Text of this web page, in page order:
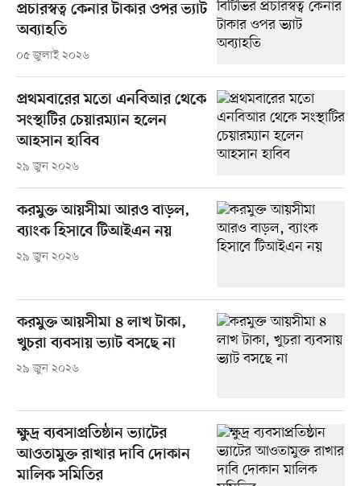
প্রচারস্বত্ব কেনার টাকার ওপর ভ্যাট
অব্যাহতি
০৫ জুলাই ২০২৬
প্রথমবারের মতো এনবিআর থেকে
সংস্থাটির চেয়ারম্যান হলেন
আহসান হাবিব
২৯ জুন ২০২৬
করমুক্ত আয়সীমা আরও বাড়ল,
ব্যাংক হিসাবে টিআইএন নয়
২৯ জুন ২০২৬
করমুক্ত আয়সীমা ৪ লাখ টাকা,
খুচরা ব্যবসায় ভ্যাট বসছে না
২৯ জুন ২০২৬
ক্ষুদ্র ব্যবসাপ্রতিষ্ঠান ভ্যাটের
আওতামুক্ত রাখার দাবি দোকান
মালিক সমিতির